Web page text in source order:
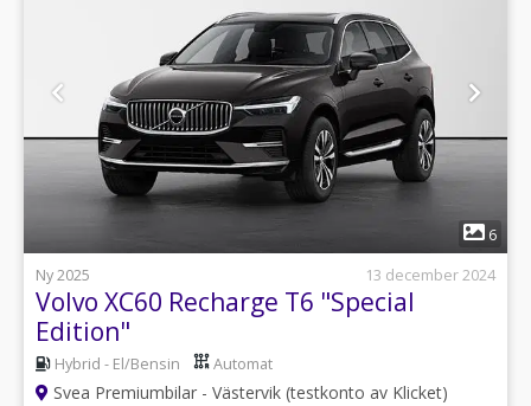
6
Ny 2025
13 december 2024
Volvo XC60 Recharge T6 "Special
Edition"
Hybrid - El/Bensin Automat
Svea Premiumbilar - Västervik (testkonto av Klicket)